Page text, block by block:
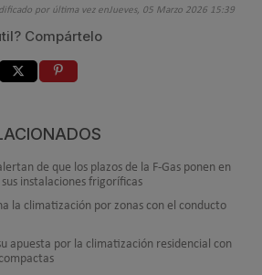
por última vez enJueves, 05 Marzo 2026 15:39
Compártelo
de que los plazos de la F-Gas ponen en
instalaciones frigoríficas
la climatización por zonas con el conducto
apuesta por la climatización residencial con